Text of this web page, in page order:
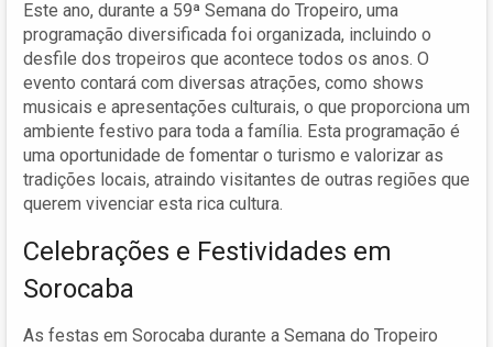
Este ano, durante a 59ª Semana do Tropeiro, uma
programação diversificada foi organizada, incluindo o
desfile dos tropeiros que acontece todos os anos. O
evento contará com diversas atrações, como shows
musicais e apresentações culturais, o que proporciona um
ambiente festivo para toda a família. Esta programação é
uma oportunidade de fomentar o turismo e valorizar as
tradições locais, atraindo visitantes de outras regiões que
querem vivenciar esta rica cultura.
Celebrações e Festividades em
Sorocaba
As festas em Sorocaba durante a Semana do Tropeiro